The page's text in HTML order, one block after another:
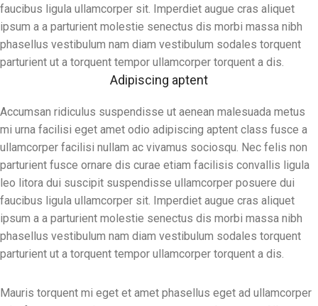
faucibus ligula ullamcorper sit. Imperdiet augue cras aliquet
ipsum a a parturient molestie senectus dis morbi massa nibh
phasellus vestibulum nam diam vestibulum sodales torquent
parturient ut a torquent tempor ullamcorper torquent a dis.
Adipiscing aptent
Accumsan ridiculus suspendisse ut aenean malesuada metus
mi urna facilisi eget amet odio adipiscing aptent class fusce a
ullamcorper facilisi nullam ac vivamus sociosqu. Nec felis non
parturient fusce ornare dis curae etiam facilisis convallis ligula
leo litora dui suscipit suspendisse ullamcorper posuere dui
faucibus ligula ullamcorper sit. Imperdiet augue cras aliquet
ipsum a a parturient molestie senectus dis morbi massa nibh
phasellus vestibulum nam diam vestibulum sodales torquent
parturient ut a torquent tempor ullamcorper torquent a dis.
Mauris torquent mi eget et amet phasellus eget ad ullamcorper